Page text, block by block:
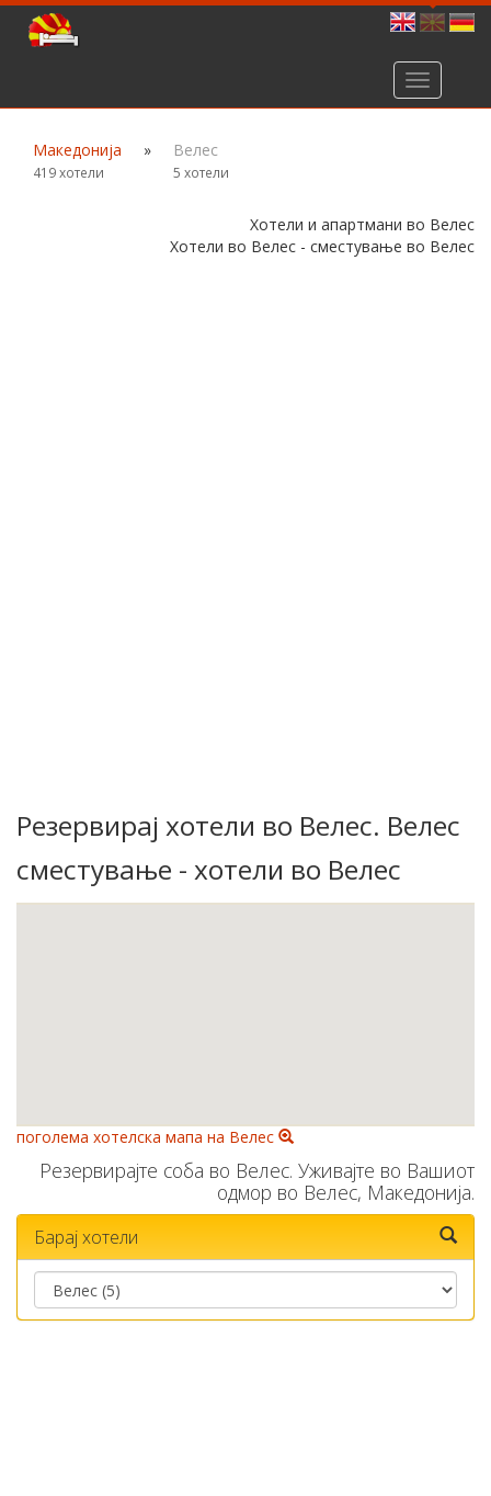
Toggle
navigation
Македонија
419 хотели
» Велес
5 хотели
Хотели и апартмани во Велес
Хотели во Велес - сместување во Велес
Резервирај хотели во Велес. Велес
сместување - хотели во Велес
поголема хотелска мапа на Велес
Резервирајте соба во Велес. Уживајте во Вашиот
одмор во Велес, Македонија.
Барај хотели